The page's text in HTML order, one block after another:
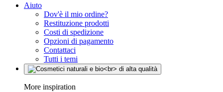
Aiuto
Dov'è il mio ordine?
Restituzione prodotti
Costi di spedizione
Opzioni di pagamento
Contattaci
Tutti i temi
More inspiration